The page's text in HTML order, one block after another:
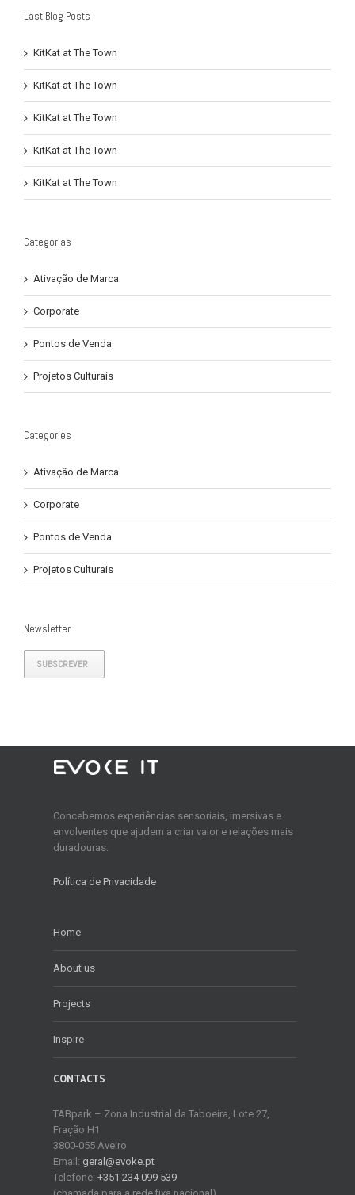
Last Blog Posts
KitKat at The Town
KitKat at The Town
KitKat at The Town
KitKat at The Town
KitKat at The Town
Categorias
Ativação de Marca
Corporate
Pontos de Venda
Projetos Culturais
Categories
Ativação de Marca
Corporate
Pontos de Venda
Projetos Culturais
Newsletter
SUBSCREVER
Concebemos experiências sensoriais, imersivas e
envolventes que ajudem a criar valor e relações mais
duradouras.
Política de Privacidade
Home
About us
Projects
Inspire
CONTACTS
TABpark – Zona Industrial da Taboeira, Lote 27,
Fração H1
3800-055 Aveiro
Email: geral@evoke.pt
Telefone:+351 234 099 539